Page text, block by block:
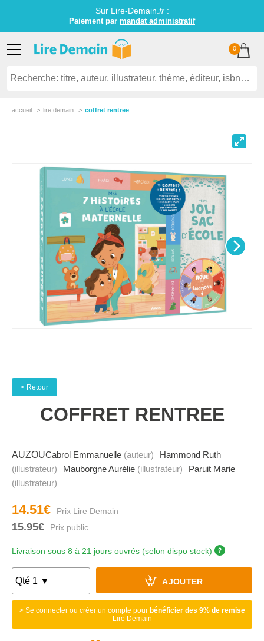
Sur Lire-Demain. fr:
Paiement par mandat administratif
0
accueil lire demain coffret rentree
< Retour
COFFRET RENTREE
AUZOUCabrol Emmanuelle (auteur)
Hammond Ruth
(illustrateur)
Mauborgne Aurélie (illustrateur)
Paruit Marie
(illustrateur)
14.51€
15.95€
Livraison sous 8 à 21 jours ouvrés (selon dispo stock)
AJOUTER
> Se connecter ou créer un compte pour bénéficier des 9% de remise
Lire Demain